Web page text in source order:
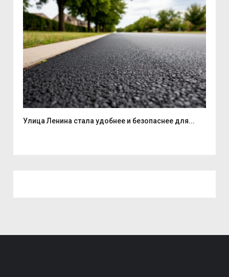
Улица Ленина стала удобнее и безопаснее для...